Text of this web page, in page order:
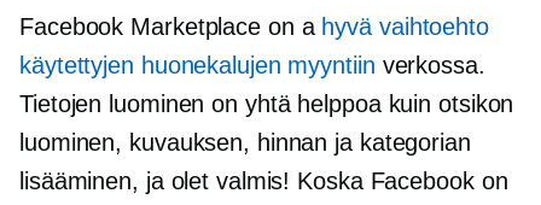
Facebook Marketplace on a hyvä vaihtoehto
käytettyjen huonekalujen myyntiin verkossa.
Tietojen luominen on yhtä helppoa kuin otsikon
luominen, kuvauksen, hinnan ja kategorian
lisääminen, ja olet valmis! Koska Facebook on